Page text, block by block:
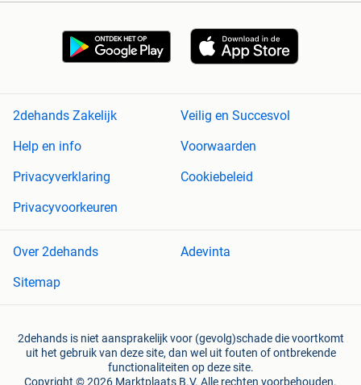
2dehands Zakelijk
Veilig en Succesvol
Help en info
Voorwaarden
Privacyverklaring
Cookiebeleid
Privacyvoorkeuren
Over 2dehands
Adevinta
Sitemap
2dehands is niet aansprakelijk voor (gevolg)schade die voortkomt
uit het gebruik van deze site, dan wel uit fouten of ontbrekende
functionaliteiten op deze site.
Copyright © 2026 Marktplaats B.V. Alle rechten voorbehouden.